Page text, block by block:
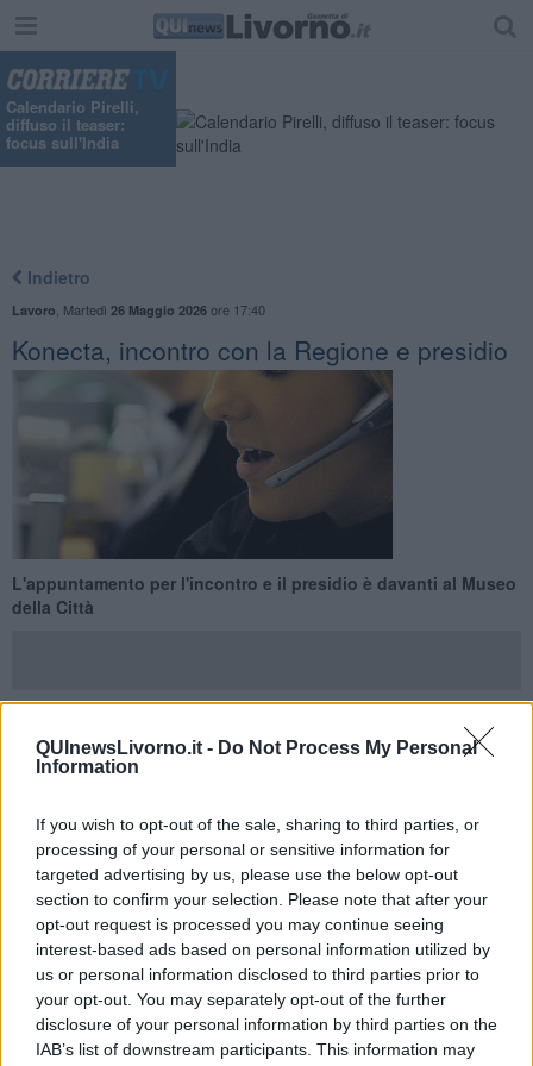
QUInewsLivorno.it - Do Not Process My Personal
Information
If you wish to opt-out of the sale, sharing to third parties, or
processing of your personal or sensitive information for
targeted advertising by us, please use the below opt-out
section to confirm your selection. Please note that after your
opt-out request is processed you may continue seeing
interest-based ads based on personal information utilized by
us or personal information disclosed to third parties prior to
your opt-out. You may separately opt-out of the further
disclosure of your personal information by third parties on the
IAB’s list of downstream participants. This information may
Calendario Pirelli,
diffuso il teaser:
focus sull'India
Indietro
Lavoro Martedì 26 Maggio 2026ore 17:40
Konecta, incontro con la Regione e presidio
L'appuntamento per l'incontro e il presidio è davanti al Museo
della Città
LIVORNO —Domani, mercoledì 27 Maggio, alle ore 14 a Livorno
presso il Museo della Città in piazza del Luogo Pio si terrà un
call center Konecta.
Lo fanno sapere con una nota le
Rsu Konecta Livorno e le
segreterie provinciali Slc-Cgil, Uilcom-Uil e Fistel-Cisl.
Al tavolo – a cui è stata invitata anche l’azienda - saranno
le rsu e le segreterie provinciali Slc-Cgil, Uilcom-Uil e Fistel-
Cisl.